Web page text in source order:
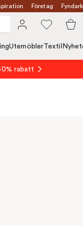
Företag
UtemöblerTextil
rabatt